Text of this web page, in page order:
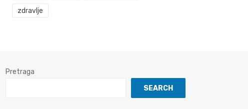
zdravlje
Pretraga
SEARCH